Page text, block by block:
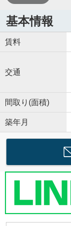
基本情報
賃料
交通
間取り(面積)
築年月